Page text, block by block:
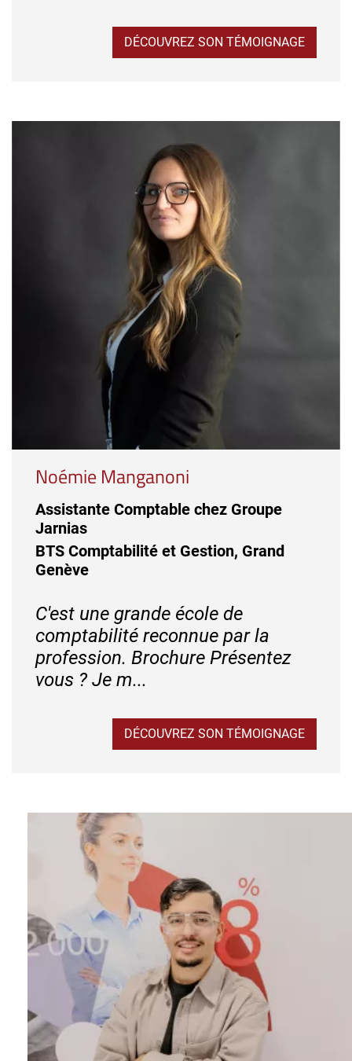
DÉCOUVREZ SON TÉMOIGNAGE
Noémie Manganoni
Assistante Comptable chez Groupe
Jarnias
BTS Comptabilité et Gestion, Grand
Genève
C'est une grande école de
comptabilité reconnue par la
profession. Brochure Présentez
vous ? Je m...
DÉCOUVREZ SON TÉMOIGNAGE